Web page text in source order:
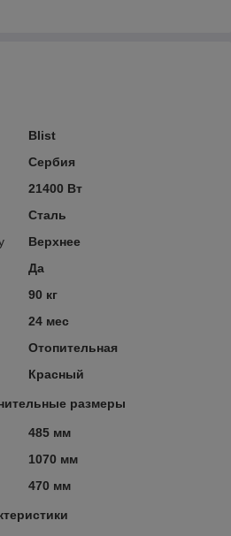
Blist
Сербия
21400 Вт
Сталь
Верхнее
Да
90 кг
24 мес
Отопительная
Красный
размеры
485 мм
1070 мм
470 мм